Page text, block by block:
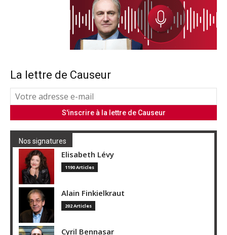
La lettre de Causeur
Nos signatures
Elisabeth Lévy
1190 Articles
Alain Finkielkraut
202 Articles
Cyril Bennasar